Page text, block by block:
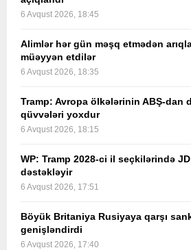
6 Avqust 2026, 18:45
Alimlər hər gün məşq etmədən
müəyyən etdilər
6 Avqust 2026, 18:35
Tramp: Avropa ölkələrinin ABŞ-dan
qüvvələri yoxdur
6 Avqust 2026, 18:15
WP: Tramp 2028-ci il seçkilərində
dəstəkləyir
6 Avqust 2026, 17:51
Böyük Britaniya Rusiyaya qarşı
genişləndirdi
6 Avqust 2026, 17:40